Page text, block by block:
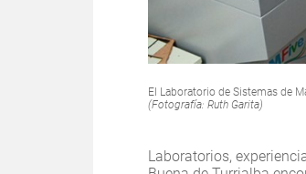
El Laboratorio de Sistemas de
(Fotografía: Ruth Garita)
Laboratorios,